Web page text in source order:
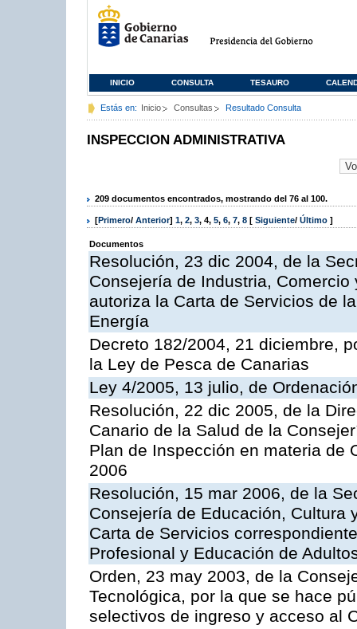
INICIO CONSULTA TESAURO
Estás en: Inicio Consultas Resultado Consulta
INSPECCION ADMINISTRATIVA
209 documentos encontrados, mostrando del 76 al 100.
[Primero/ Anterior] 1, 2, 3, 4, 5, 6, 7, 8 [ Siguiente/ Último ]
Documentos
Resolución, 23 dic 2004, de la
Consejería de Industria,
autoriza la Carta de Servicios de
Energía
Decreto 182/2004, 21 diciembre,
la Ley de Pesca de Canarias
Ley 4/2005, 13 julio, de
Resolución, 22 dic 2005, de la
Canario de la Salud de la
Plan de Inspección en materia de
2006
Resolución, 15 mar 2006, de la
Consejería de Educación, Cultura
Carta de Servicios
Profesional y Educación de
Orden, 23 may 2003, de la
Tecnológica, por la que se hace
selectivos de ingreso y acceso al